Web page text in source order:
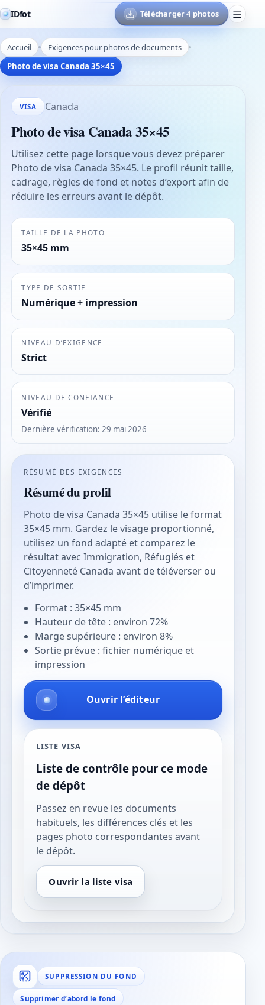
IDfot Télécharger 4 photos
Accueil
Exigences pour photos de documents
Photo de visa Canada 35×45
VISA Canada
Photo de visa Canada 35×45
Utilisez cette page lorsque vous devez préparer
Photo de visa Canada 35×45. Le profil réunit taille,
cadrage, règles de fond et notes d’export afin de
réduire les erreurs avant le dépôt.
TAILLE DE LA PHOTO
35×45 mm
TYPE DE SORTIE
Numérique + impression
NIVEAU D’EXIGENCE
Strict
NIVEAU DE CONFIANCE
Vérifié
Dernière vérification:29 mai 2026
RÉSUMÉ DES EXIGENCES
Résumé du profil
Photo de visa Canada 35×45 utilise le format
35×45 mm. Gardez le visage proportionné,
utilisez un fond adapté et comparez le
résultat avec Immigration, Réfugiés et
Citoyenneté Canada avant de téléverser ou
d’imprimer.
Format : 35×45 mm
Hauteur de tête : environ 72%
Marge supérieure : environ 8%
Sortie prévue : fichier numérique et
impression
Ouvrir l’éditeur
LISTE VISA
Liste de contrôle pour ce mode
de dépôt
Passez en revue les documents
habituels, les différences clés et les
pages photo correspondantes avant
le dépôt.
Ouvrir la liste visa
SUPPRESSION DU FOND
Supprimer d’abord le fond